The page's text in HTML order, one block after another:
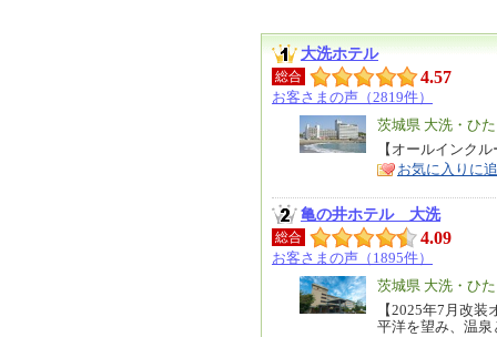
大洗ホテル
総合 4.57
お客さまの声（2819件）
エ
リ
ア
茨城県 大洗・ひ
特
徴
【オールインク
お気に入りに
亀の井ホテル 大洗
総合 4.09
お客さまの声（1895件）
エ
リ
ア
茨城県 大洗・ひ
特
【2025年7月改
平洋を望み、温